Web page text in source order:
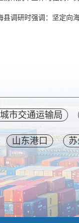
县调研时强调：坚定向
市交通运输局
山东港口